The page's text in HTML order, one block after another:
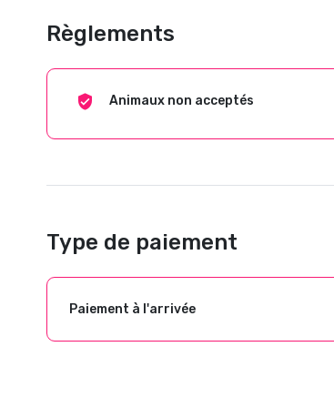
Règlements
Animaux non acceptés
Type de paiement
Paiement à l'arrivée